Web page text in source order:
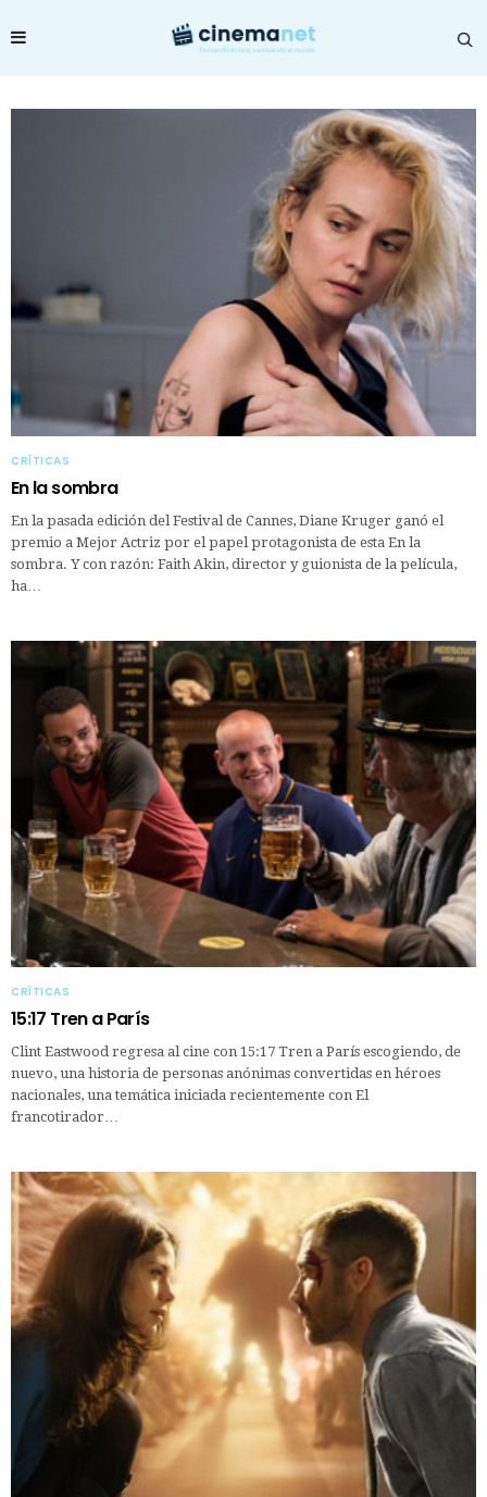
CRÍTICAS
En la sombra
En la pasada edición del Festival de Cannes, Diane Kruger ganó el
premio a Mejor Actriz por el papel protagonista de esta En la
sombra. Y con razón: Faith Akin, director y guionista de la película,
ha…
CRÍTICAS
15:17 Tren a París
Clint Eastwood regresa al cine con 15:17 Tren a París escogiendo, de
nuevo, una historia de personas anónimas convertidas en héroes
nacionales, una temática iniciada recientemente con El
francotirador…